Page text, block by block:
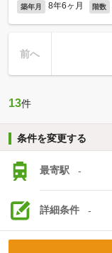
築年月 8年6ヶ月 階数
前へ
13件
条件を変更する
最寄駅 -
詳細条件 -